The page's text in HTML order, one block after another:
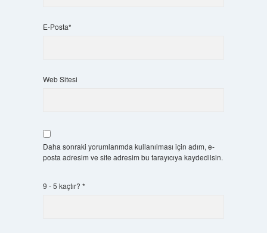
E-Posta*
Web Sitesi
Daha sonraki yorumlarımda kullanılması için adım, e-
posta adresim ve site adresim bu tarayıcıya kaydedilsin.
9 - 5 kaçtır? *